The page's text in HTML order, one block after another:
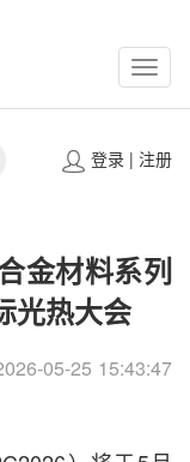
登录| 注册
金材料系列
光热大会
05-25 15:43:47